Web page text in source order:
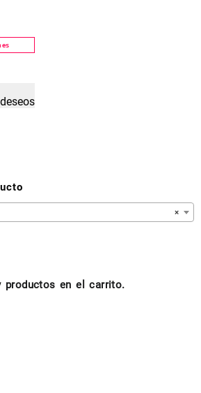
×
productos en el carrito.